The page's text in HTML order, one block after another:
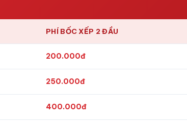
PHÍ BỐC XẾP 2 ĐẦU
200.000đ
250.000đ
400.000đ